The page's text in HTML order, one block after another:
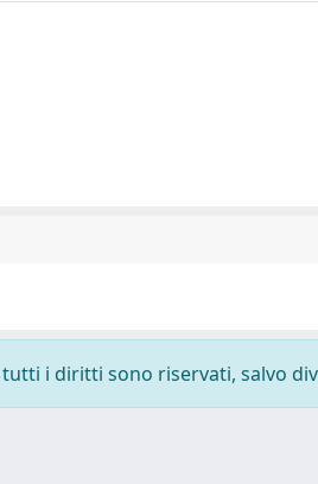
i diritti sono riservati, salvo